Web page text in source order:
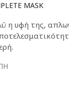
MASK
η υφή της,